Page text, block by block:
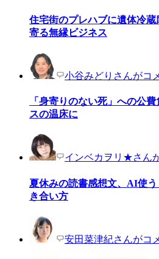
住宅街のプレハブに遺体冷
寄る無縁ビジネス
小谷みどりさんがコ
「身寄りのない死」への公
スの温床に
インベカヲリ★さん
夏休みの読書感想文、AI使
き合い方
安田菜津紀さんがコ